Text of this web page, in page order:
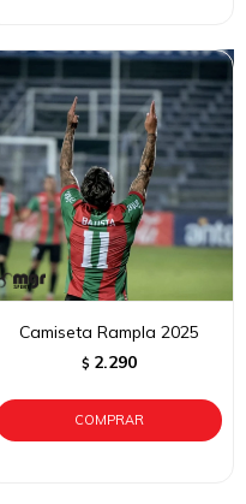
Camiseta Rampla 2025
$ 2.290